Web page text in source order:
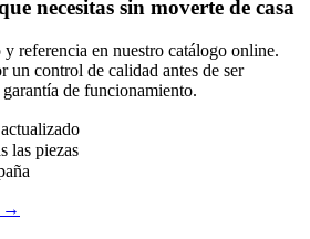
necesitas sin moverte de casa
referencia en nuestro catálogo online.
un control de calidad antes de ser
de funcionamiento.
las piezas
→